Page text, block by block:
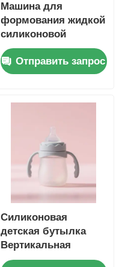
Машина для
формования жидкой
силиконовой
резины для детей
Зубная щетка с
материалом FDA
Отправить запрос
Силиконовая
детская бутылка
Вертикальная
жидкая